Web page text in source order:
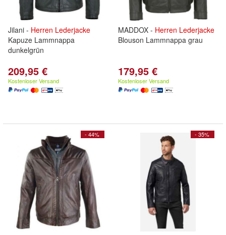
Jilani - Herren Lederjacke
Kapuze Lammnappa
dunkelgrün
209,95 €
Kostenloser Versand
MADDOX - Herren Lederjacke
Blouson Lammnappa grau
179,95 €
Kostenloser Versand
- 44% - 35%